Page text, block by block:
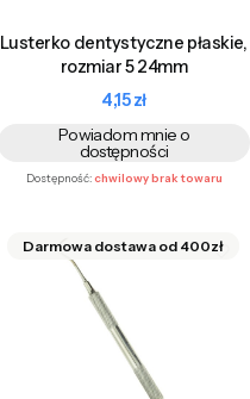
Lusterko dentystyczne płaskie,
rozmiar 5 24mm
Cena
4,15 zł
Powiadom mnie o
dostępności
Dostępność:chwilowy brak towaru